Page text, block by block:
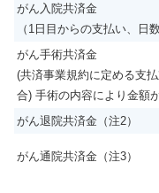
がん入院共済金
（1日目からの支払い、日
がん手術共済金
(共済事業規約に定める支
合) 手術の内容により金額
がん退院共済金（注2）
がん通院共済金（注3）